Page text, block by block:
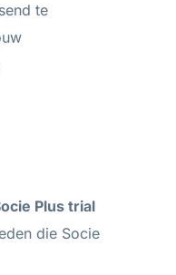
te
Plus trial
die Socie